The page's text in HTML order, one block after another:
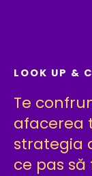
LOOK UP &
Te
afacerea
strategia
ce pas